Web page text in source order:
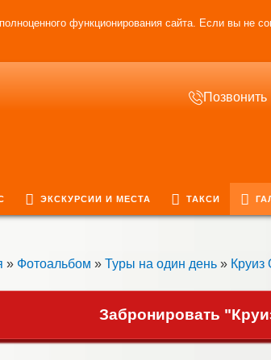
функционирования сайта. Если вы не
Позвонить
ЭКСКУРСИИ И МЕСТА ТАКСИ
» Фотоальбом » Туры на один день » Круиз
Забронировать